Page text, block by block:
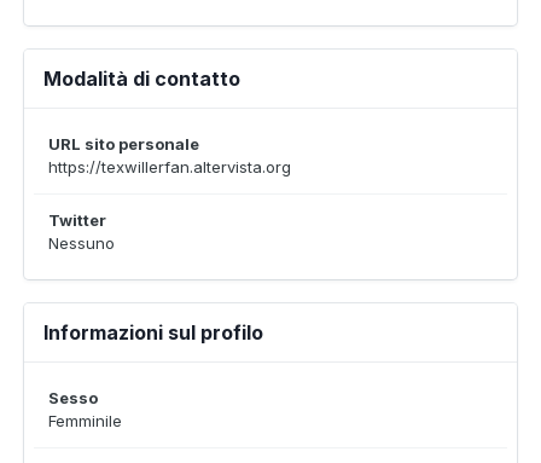
Modalità di contatto
URL sito personale
https://texwillerfan.altervista.org
Twitter
Nessuno
Informazioni sul profilo
Sesso
Femminile